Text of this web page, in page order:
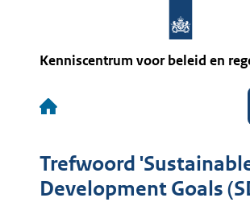
Kenniscentrum voor beleid en
Hoofdnavigatie
Trefwoord
Development Goals